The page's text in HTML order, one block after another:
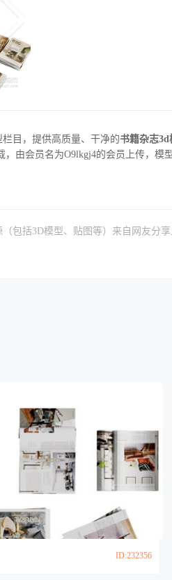
目，提供高质量、干净的书籍杂志3d
，由会员名为O9lkgj4的会员上传，模
（包括3D模型、贴图等）来自网友分
ID:232356